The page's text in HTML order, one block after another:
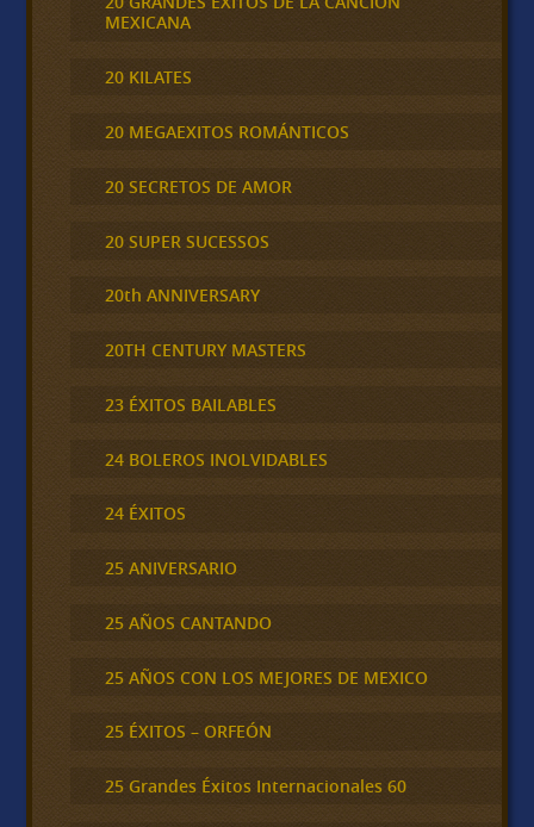
MEXICANA
20 KILATES
20 MEGAEXITOS ROMÁNTICOS
20 SECRETOS DE AMOR
20 SUPER SUCESSOS
20th ANNIVERSARY
20TH CENTURY MASTERS
23 ÉXITOS BAILABLES
24 BOLEROS INOLVIDABLES
24 ÉXITOS
25 ANIVERSARIO
25 AÑOS CANTANDO
25 AÑOS CON LOS MEJORES DE MEXICO
25 ÉXITOS – ORFEÓN
25 Grandes Éxitos Internacionales 60